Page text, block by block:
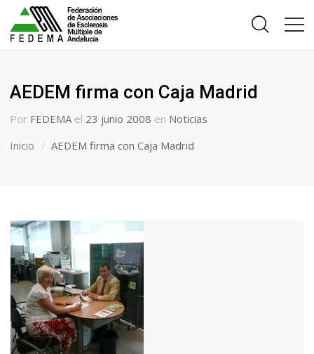
AEDEM firma con Caja Madrid
Por FEDEMA el 23 junio 2008 en Noticias
Inicio
AEDEM firma con Caja Madrid